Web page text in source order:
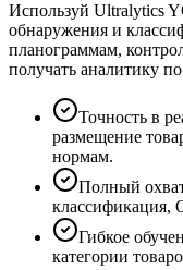
Используй Ultralytics
обнаружения и
планограммам,
получать аналитику
Точность в
размещение
нормам.
Полный
классификация,
Гибкое
категории